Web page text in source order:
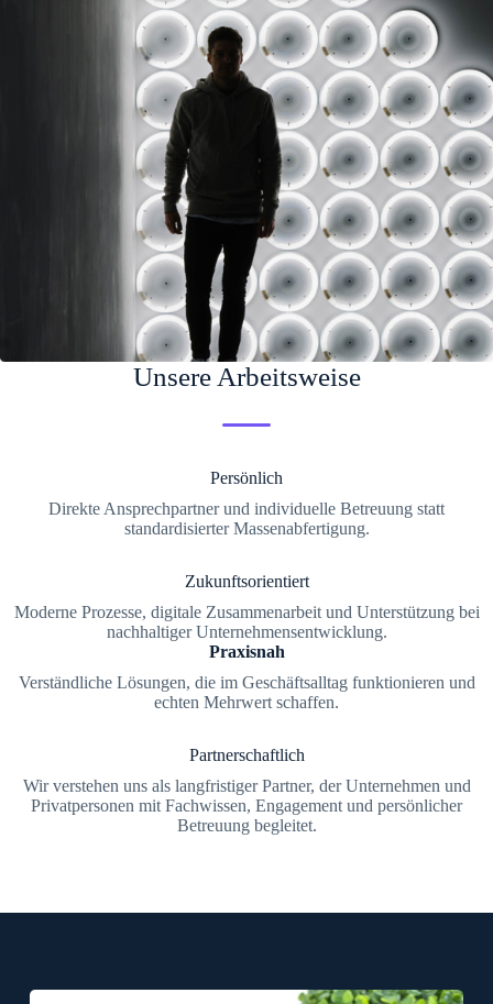
Unsere Arbeitsweise
Persönlich
Direkte Ansprechpartner und individuelle Betreuung statt
standardisierter Massenabfertigung.
Zukunftsorientiert
Moderne Prozesse, digitale Zusammenarbeit und Unterstützung bei
nachhaltiger Unternehmensentwicklung.
Praxisnah
Verständliche Lösungen, die im Geschäftsalltag funktionieren und
echten Mehrwert schaffen.
Partnerschaftlich
Wir verstehen uns als langfristiger Partner, der Unternehmen und
Privatpersonen mit Fachwissen, Engagement und persönlicher
Betreuung begleitet.